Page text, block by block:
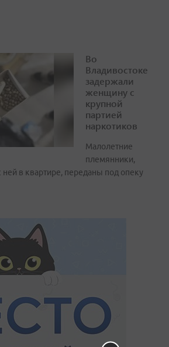
Во
Владивостоке
задержали
женщину с
крупной
партией
наркотиков
Малолетние
племянники,
ней в квартире, переданы под опеку